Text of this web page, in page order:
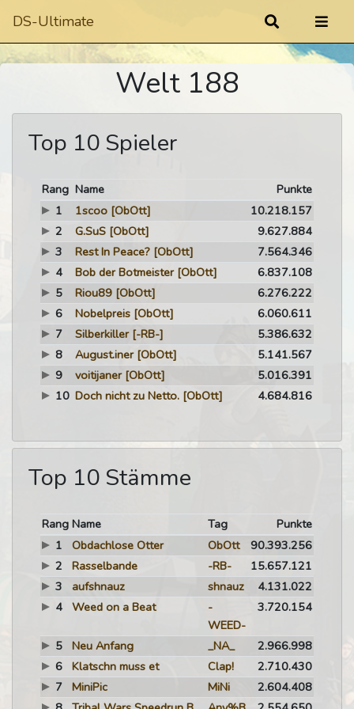
DS-Ultimate
Welt 188
Top 10 Spieler
Rang Name
Punkte
1
1scoo [ObOtt]
10.218.157
2
G.SuS [ObOtt]
9.627.884
3
Rest In Peace? [ObOtt]
7.564.346
4
Bob der Botmeister [ObOtt]
6.837.108
5
Riou89 [ObOtt]
6.276.222
6
Nobelpreis [ObOtt]
6.060.611
7
Silberkiller [-RB-]
5.386.632
8
August.iner [ObOtt]
5.141.567
9
voitijaner [ObOtt]
5.016.391
10 Doch nicht zu Netto. [ObOtt] 4.684.816
Top 10 Stämme
Rang Name Tag
Punkte
1
Obdachlose Otter ObOtt
90.393.256
2
Rasselbande -RB-
15.657.121
3
aufshnauz shnauz
4.131.022
4
Weed on a Beat
-
WEED-
3.720.154
5 Neu Anfang _NA_
2.966.998
6
Klatschn muss et Clap!
2.710.430
7
MiniPic MiNi
2.604.408